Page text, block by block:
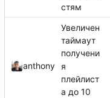
стям
anthony
Увеличен
таймаут
получени
я
плейлист
а до 10